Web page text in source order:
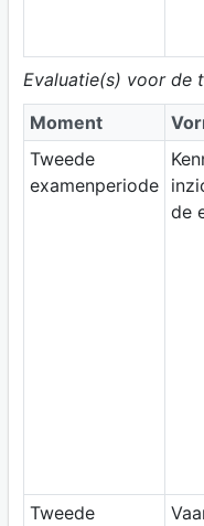
Evaluatie(s) voor de
Moment
Tweede
examenperiode
de
Tweede